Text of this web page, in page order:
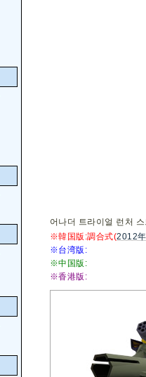
어나더 트라이얼 런처
※韓国版:調合式(2012
※台湾版:
※中国版:
※香港版: